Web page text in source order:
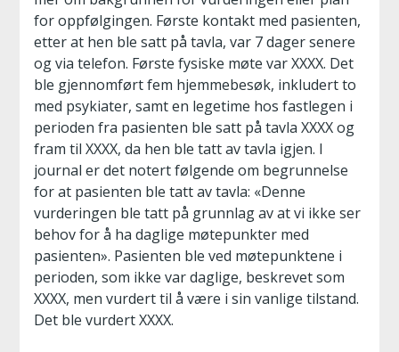
for oppfølgingen. Første kontakt med pasienten,
etter at hen ble satt på tavla, var 7 dager senere
og via telefon. Første fysiske møte var XXXX. Det
ble gjennomført fem hjemmebesøk, inkludert to
med psykiater, samt en legetime hos fastlegen i
perioden fra pasienten ble satt på tavla XXXX og
fram til XXXX, da hen ble tatt av tavla igjen. I
journal er det notert følgende om begrunnelse
for at pasienten ble tatt av tavla: «Denne
vurderingen ble tatt på grunnlag av at vi ikke ser
behov for å ha daglige møtepunkter med
pasienten». Pasienten ble ved møtepunktene i
perioden, som ikke var daglige, beskrevet som
XXXX, men vurdert til å være i sin vanlige tilstand.
Det ble vurdert XXXX.